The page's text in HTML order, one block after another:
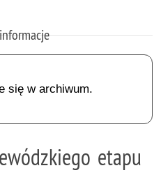
się w archiwum.
etapu